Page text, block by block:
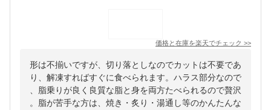
価格と在庫を楽天でチェック >>
形は不揃いですが、切り落としなのでカットは不要であ
り、解凍すればすぐに食べられます。ハラス部分なので
、脂乗りが良く良質な脂と身を両方たべられるので贅沢
。脂が苦手な方は、焼き・炙り・湯通し等のかんたんな